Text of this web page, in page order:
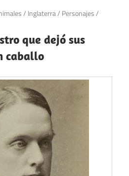
/ Inglaterra/ Personajes/
que dejó sus
caballo